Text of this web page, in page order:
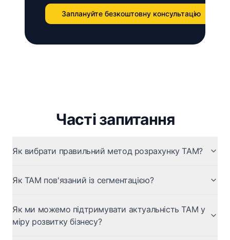
Заплануйте безкоштовну консультацію
Часті запитання
Як вибрати правильний метод розрахунку TAM?
Як TAM пов'язаний із сегментацією?
Як ми можемо підтримувати актуальність TAM у
міру розвитку бізнесу?